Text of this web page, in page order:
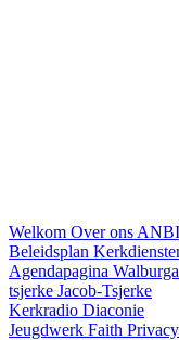
Welkom Over ons ANBI
Beleidsplan
Agendapagina
tsjerke Jacob-Tsjerke
Kerkradio Diaconie
Jeugdwerk Faith Privacy